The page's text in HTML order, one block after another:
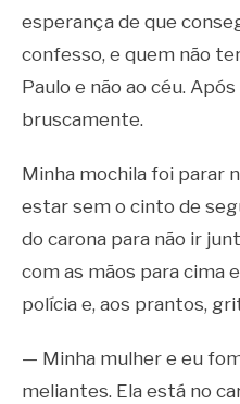
esperança de que
confesso, e quem não
Paulo e não ao céu.
bruscamente.
Minha mochila foi parar
estar sem o cinto de
do carona para não ir
com as mãos para cima
polícia e, aos prantos,
— Minha mulher e eu
meliantes. Ela está no